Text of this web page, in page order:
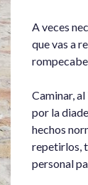
A veces
que vas a
Caminar,
por la
hechos
repetirlos,
personal